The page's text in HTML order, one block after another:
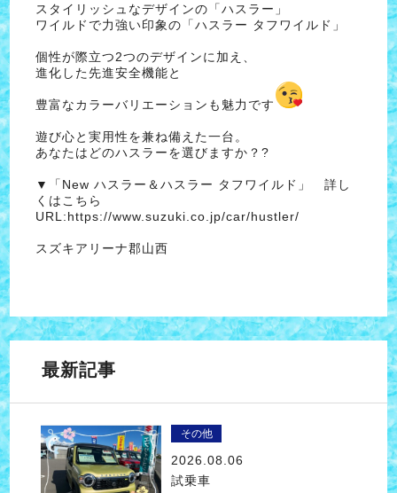
スタイリッシュなデザインの「ハスラー」
ワイルドで力強い印象の「ハスラー タフワイルド」
個性が際立つ2つのデザインに加え、
進化した先進安全機能と
豊富なカラーバリエーションも魅力です
遊び心と実用性を兼ね備えた一台。
あなたはどのハスラーを選びますか？?
▼「New ハスラー＆ハスラー タフワイルド」 詳し
くはこちら
URL:https://www.suzuki.co.jp/car/hustler/
スズキアリーナ郡山西
最新記事
その他
2026.08.06
試乗車